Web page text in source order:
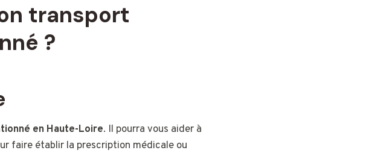
transport
?
en Haute-Loire. Il pourra vous aider à
faire établir la prescription médicale ou